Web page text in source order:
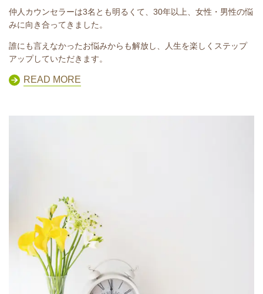
仲人カウンセラーは3名とも明るくて、30年以上、女性・男性の悩
みに向き合ってきました。
誰にも言えなかったお悩みからも解放し、人生を楽しくステップ
アップしていただきます。
READ MORE